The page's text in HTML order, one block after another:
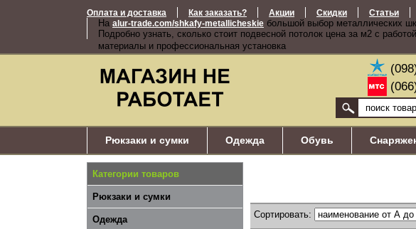
Оплата и доставка Как заказать? Акции Скидки Статьи
На alur-trade.com/shkafy-metallicheskie большой выбор металлических
Подробно узнать, сколько стоит подвесной потолок цена за м2 с
материалы и профессиональная установка
Рюкзаки и сумки Одежда Обувь
Категории товаров
Рюкзаки и сумки
Одежда Сортировать: